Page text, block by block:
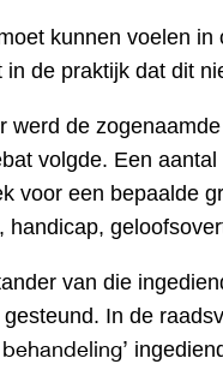
kunnen voelen
de praktijk dat dit
werd de
volgde. Een
voor een bepaalde
van die
In de